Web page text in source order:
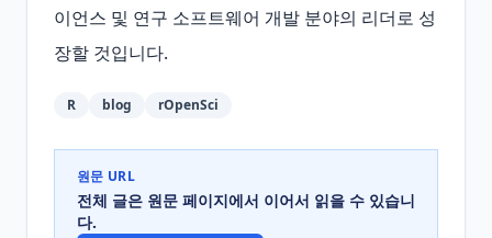
이언스 및 연구 소프트웨어 개발 분야의 리더로 성
장할 것입니다.
R blog rOpenSci
원문 URL
전체 글은 원문 페이지에서 이어서 읽을 수 있습니
다.